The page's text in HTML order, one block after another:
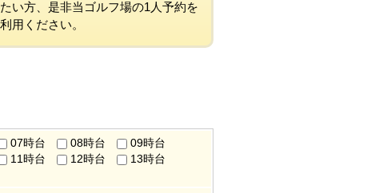
たい方、是非当ゴルフ場の1人予約を
用ください。
07時台 08時台
09時台
11時台 12時台
13時台